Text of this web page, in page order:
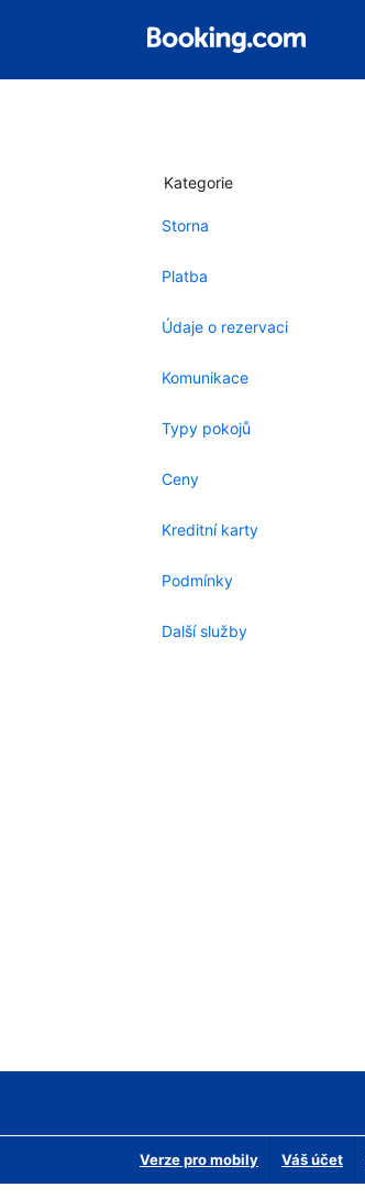
Kategorie
Storna
Platba
Údaje o rezervaci
Komunikace
Typy pokojů
Ceny
Kreditní karty
Podmínky
Další služby
Verze pro mobily Váš účet